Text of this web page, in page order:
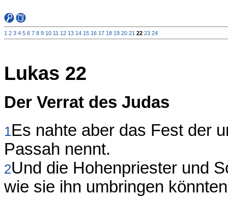
1 2 3 4 5 6 7 8 9 10 11 12 13 14 15 16 17 18 19 20 21 22 23 24
Lukas 22
Der Verrat des Judas
1Es nahte aber das Fest der
Passah nennt.
2Und die Hohenpriester und
wie sie ihn umbringen